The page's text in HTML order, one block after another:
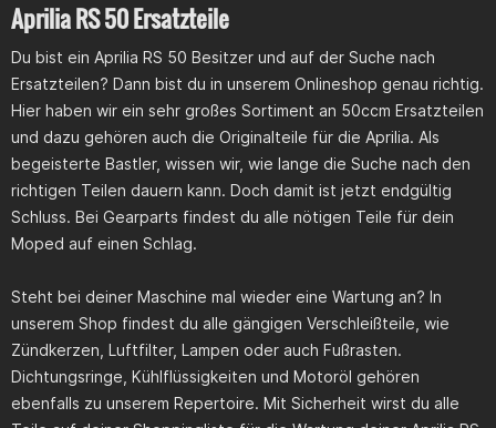
Aprilia RS 50 Ersatzteile
Du bist ein Aprilia RS 50 Besitzer und auf der Suche nach
Ersatzteilen? Dann bist du in unserem Onlineshop genau richtig.
Hier haben wir ein sehr großes Sortiment an 50ccm Ersatzteilen
und dazu gehören auch die Originalteile für die Aprilia. Als
begeisterte Bastler, wissen wir, wie lange die Suche nach den
richtigen Teilen dauern kann. Doch damit ist jetzt endgültig
Schluss. Bei Gearparts findest du alle nötigen Teile für dein
Moped auf einen Schlag.
Steht bei deiner Maschine mal wieder eine Wartung an? In
unserem Shop findest du alle gängigen Verschleißteile, wie
Zündkerzen, Luftfilter, Lampen oder auch Fußrasten.
Dichtungsringe, Kühlflüssigkeiten und Motoröl gehören
ebenfalls zu unserem Repertoire. Mit Sicherheit wirst du alle